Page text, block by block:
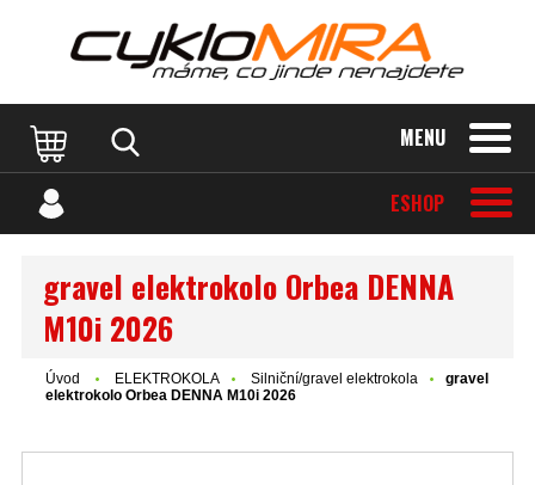
MENU
ESHOP
gravel elektrokolo Orbea DENNA
M10i 2026
Úvod ELEKTROKOLA Silniční/gravel elektrokola
gravel
elektrokolo Orbea DENNA M10i 2026